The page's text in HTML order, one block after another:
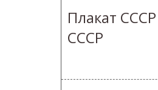
Плакат
СССР